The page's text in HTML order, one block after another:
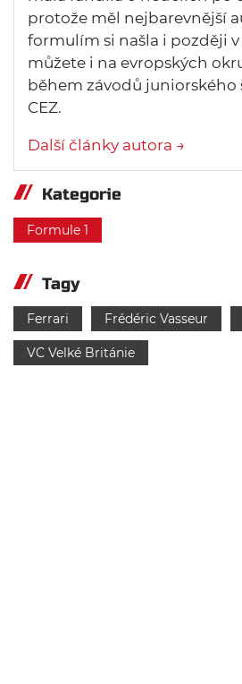
protože měl nejbarevnější
formulím si našla i později
můžete i na evropských
během závodů juniorského
CEZ.
Další články autora →
Kategorie
Formule 1
Tagy
Ferrari Frédéric Vasseur
VC Velké Británie